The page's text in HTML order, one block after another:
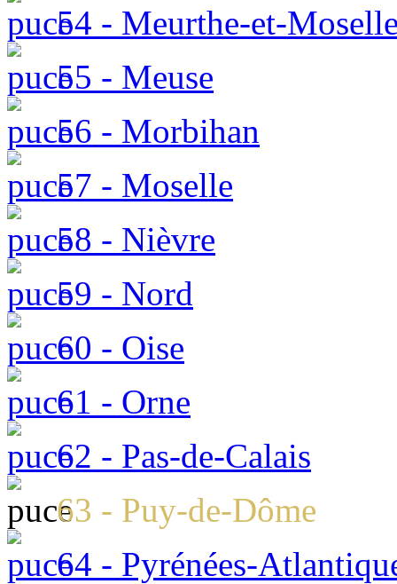
54 - Meurthe-et-
55 - Meuse
56 - Morbihan
57 - Moselle
58 - Nièvre
59 - Nord
60 - Oise
61 - Orne
62 - Pas-de-Calais
63 - Puy-de-Dôme
64 - Pyrénées-